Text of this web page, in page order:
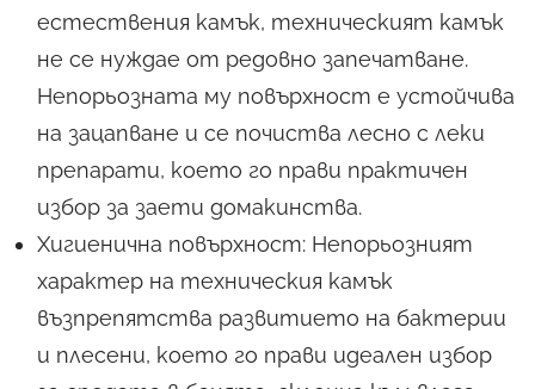
естествения камък, техническият камък
не се нуждае от редовно запечатване.
Непорьозната му повърхност е устойчива
на зацапване и се почиства лесно с леки
препарати, което го прави практичен
избор за заети домакинства.
Хигиенична повърхност: Непорьозният
характер на техническия камък
възпрепятства развитието на бактерии
и плесени, което го прави идеален избор